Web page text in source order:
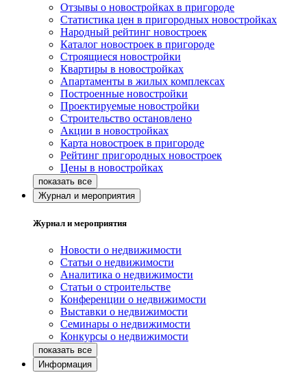
Отзывы о новостройках в пригороде
Статистика цен в пригородных новостройках
Народный рейтинг новостроек
Каталог новостроек в пригороде
Строящиеся новостройки
Квартиры в новостройках
Апартаменты в жилых комплексах
Построенные новостройки
Проектируемые новостройки
Строительство остановлено
Акции в новостройках
Карта новостроек в пригороде
Рейтинг пригородных новостроек
Цены в новостройках
Журнал и мероприятия
Журнал и мероприятия
Новости о недвижимости
Статьи о недвижимости
Аналитика о недвижимости
Статьи о строительстве
Конференции о недвижимости
Выставки о недвижимости
Семинары о недвижимости
Конкурсы о недвижимости
Информация